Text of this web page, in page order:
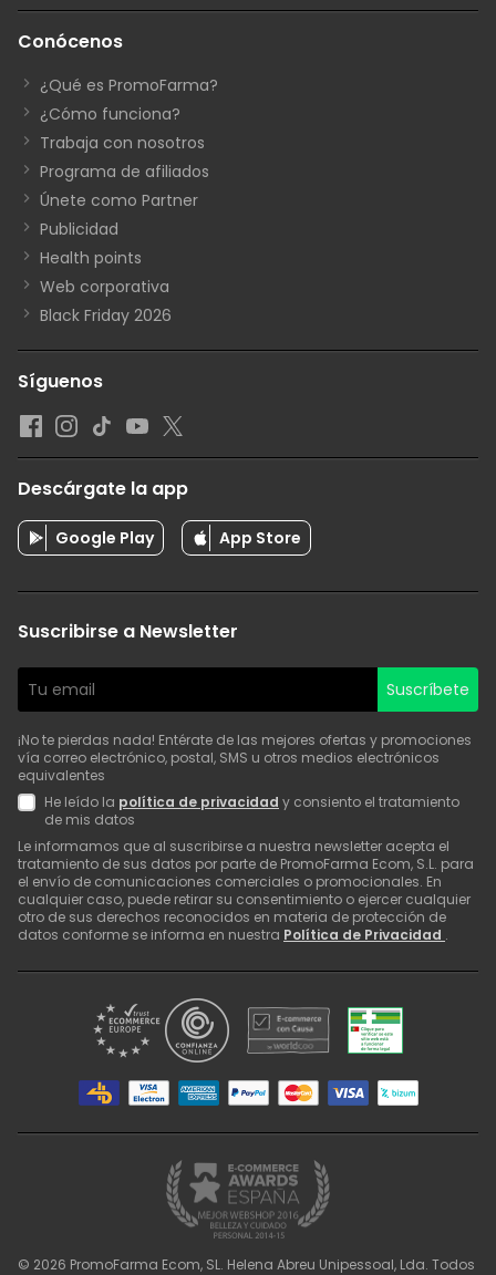
Conócenos
¿Qué es PromoFarma?
¿Cómo funciona?
Trabaja con nosotros
Programa de afiliados
Únete como Partner
Publicidad
Health points
Web corporativa
Black Friday 2026
Síguenos
Descárgate la app
Google Play App Store
Suscribirse a Newsletter
Suscríbete
¡No te pierdas nada! Entérate de las mejores ofertas y promociones
vía correo electrónico, postal, SMS u otros medios electrónicos
equivalentes
He leído la política de privacidad y consiento el tratamiento
de mis datos
Le informamos que al suscribirse a nuestra newsletter acepta el
tratamiento de sus datos por parte de PromoFarma Ecom, S.L. para
el envío de comunicaciones comerciales o promocionales. En
cualquier caso, puede retirar su consentimiento o ejercer cualquier
otro de sus derechos reconocidos en materia de protección de
datos conforme se informa en nuestra Política de Privacidad .
© 2026 PromoFarma Ecom, SL. Helena Abreu Unipessoal, Lda. Todos